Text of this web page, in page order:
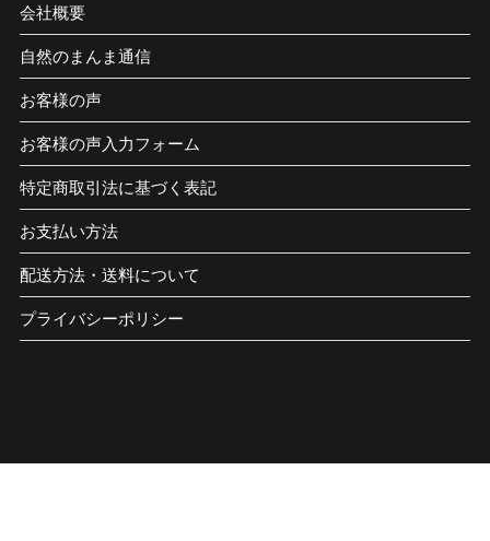
会社概要
自然のまんま通信
お客様の声
お客様の声入力フォーム
特定商取引法に基づく表記
お支払い方法
配送方法・送料について
プライバシーポリシー